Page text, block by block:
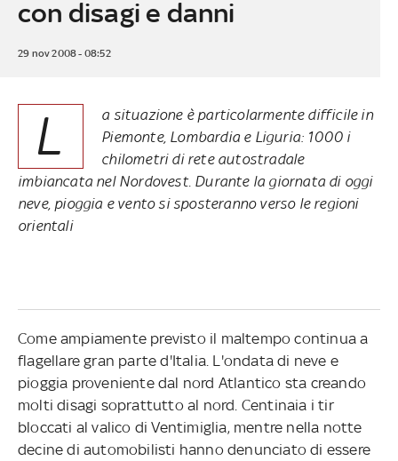
con disagi e danni
29 nov 2008 - 08:52
L
a situazione è particolarmente difficile in
Piemonte, Lombardia e Liguria: 1000 i
chilometri di rete autostradale
imbiancata nel Nordovest. Durante la giornata di oggi
neve, pioggia e vento si sposteranno verso le regioni
orientali
Come ampiamente previsto il maltempo continua a
flagellare gran parte d'Italia. L'ondata di neve e
pioggia proveniente dal nord Atlantico sta creando
molti disagi soprattutto al nord. Centinaia i tir
bloccati al valico di Ventimiglia, mentre nella notte
decine di automobilisti hanno denunciato di essere